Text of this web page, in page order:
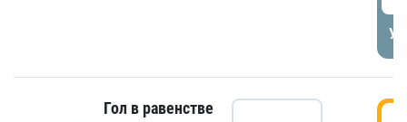
Гол в равенстве